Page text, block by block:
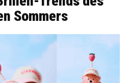
Sommers